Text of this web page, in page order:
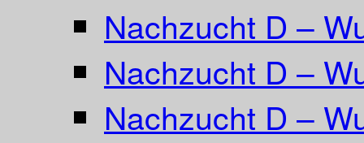
Nachzucht D –
Nachzucht D –
Nachzucht D –